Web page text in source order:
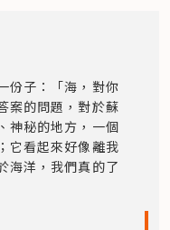
份子：「海，對你
案的問題，對於蘇
神秘的地方，一個
它看起來好像離我
海洋，我們真的了